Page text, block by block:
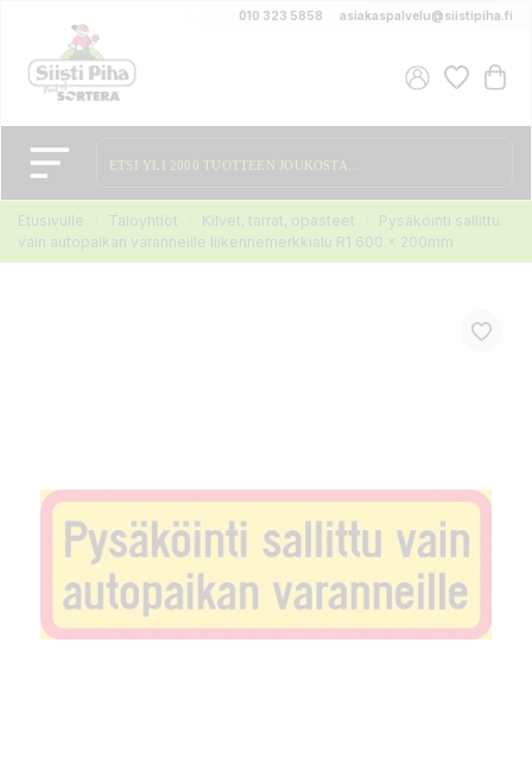
010 323 5858 asiakaspalvelu@siistipiha.fi
Etusivulle Taloyhtiöt Kilvet, tarrat, opasteet
Pysäköinti sallittu
vain autopaikan varanneille liikennemerkkialu R1 600 x 200mm